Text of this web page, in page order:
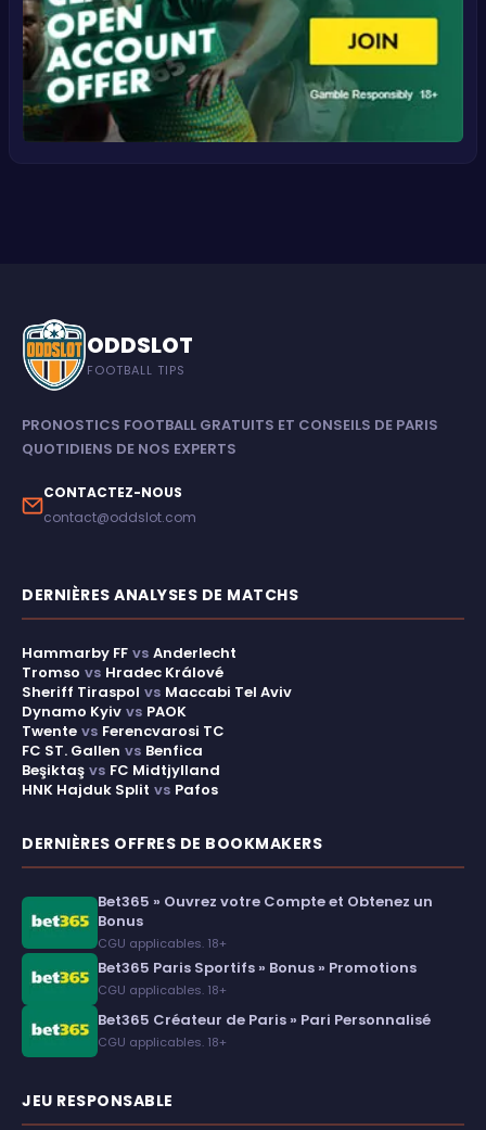
ODDSLOT
FOOTBALL TIPS
PRONOSTICS FOOTBALL GRATUITS ET CONSEILS DE PARIS
QUOTIDIENS DE NOS EXPERTS
CONTACTEZ-NOUS
contact@oddslot.com
DERNIÈRES ANALYSES DE MATCHS
Hammarby FF vs Anderlecht
Tromso vs Hradec Králové
Sheriff Tiraspol vs Maccabi Tel Aviv
Dynamo Kyiv vs PAOK
Twente vs Ferencvarosi TC
FC ST. Gallen vs Benfica
Beşiktaş vs FC Midtjylland
HNK Hajduk Split vs Pafos
DERNIÈRES OFFRES DE BOOKMAKERS
Bet365 » Ouvrez votre Compte et Obtenez un
Bonus
CGU applicables. 18+
Bet365 Paris Sportifs » Bonus » Promotions
CGU applicables. 18+
Bet365 Créateur de Paris » Pari Personnalisé
CGU applicables. 18+
JEU RESPONSABLE